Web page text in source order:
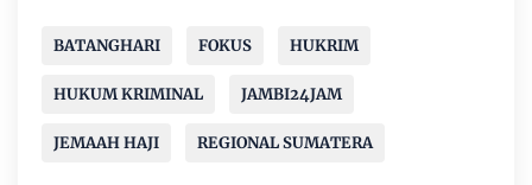
BATANGHARI FOKUS HUKRIM
HUKUM KRIMINAL JAMBI24JAM
JEMAAH HAJI REGIONAL SUMATERA